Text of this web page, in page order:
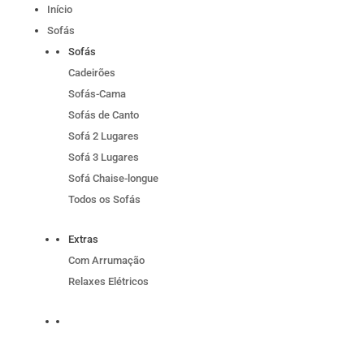
Início
Sofás
Sofás
Cadeirões
Sofás-Cama
Sofás de Canto
Sofá 2 Lugares
Sofá 3 Lugares
Sofá Chaise-longue
Todos os Sofás
Extras
Com Arrumação
Relaxes Elétricos